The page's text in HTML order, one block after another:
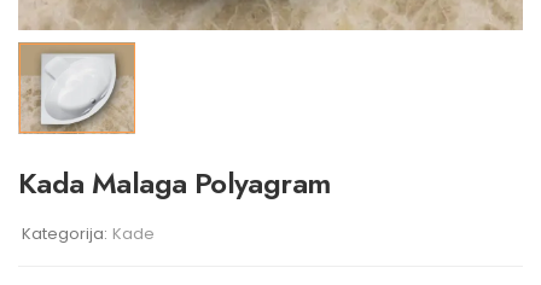
Kada Malaga Polyagram
Kategorija: Kade